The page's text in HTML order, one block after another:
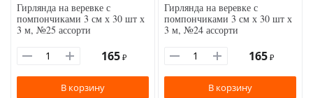
Гирлянда на веревке с
помпончиками 3 см х 30 шт х
3 м, №25 ассорти
165 ₽
В корзину
Гирлянда на веревке с
помпончиками 3 см х 30 шт х
3 м, №24 ассорти
165 ₽
В корзину